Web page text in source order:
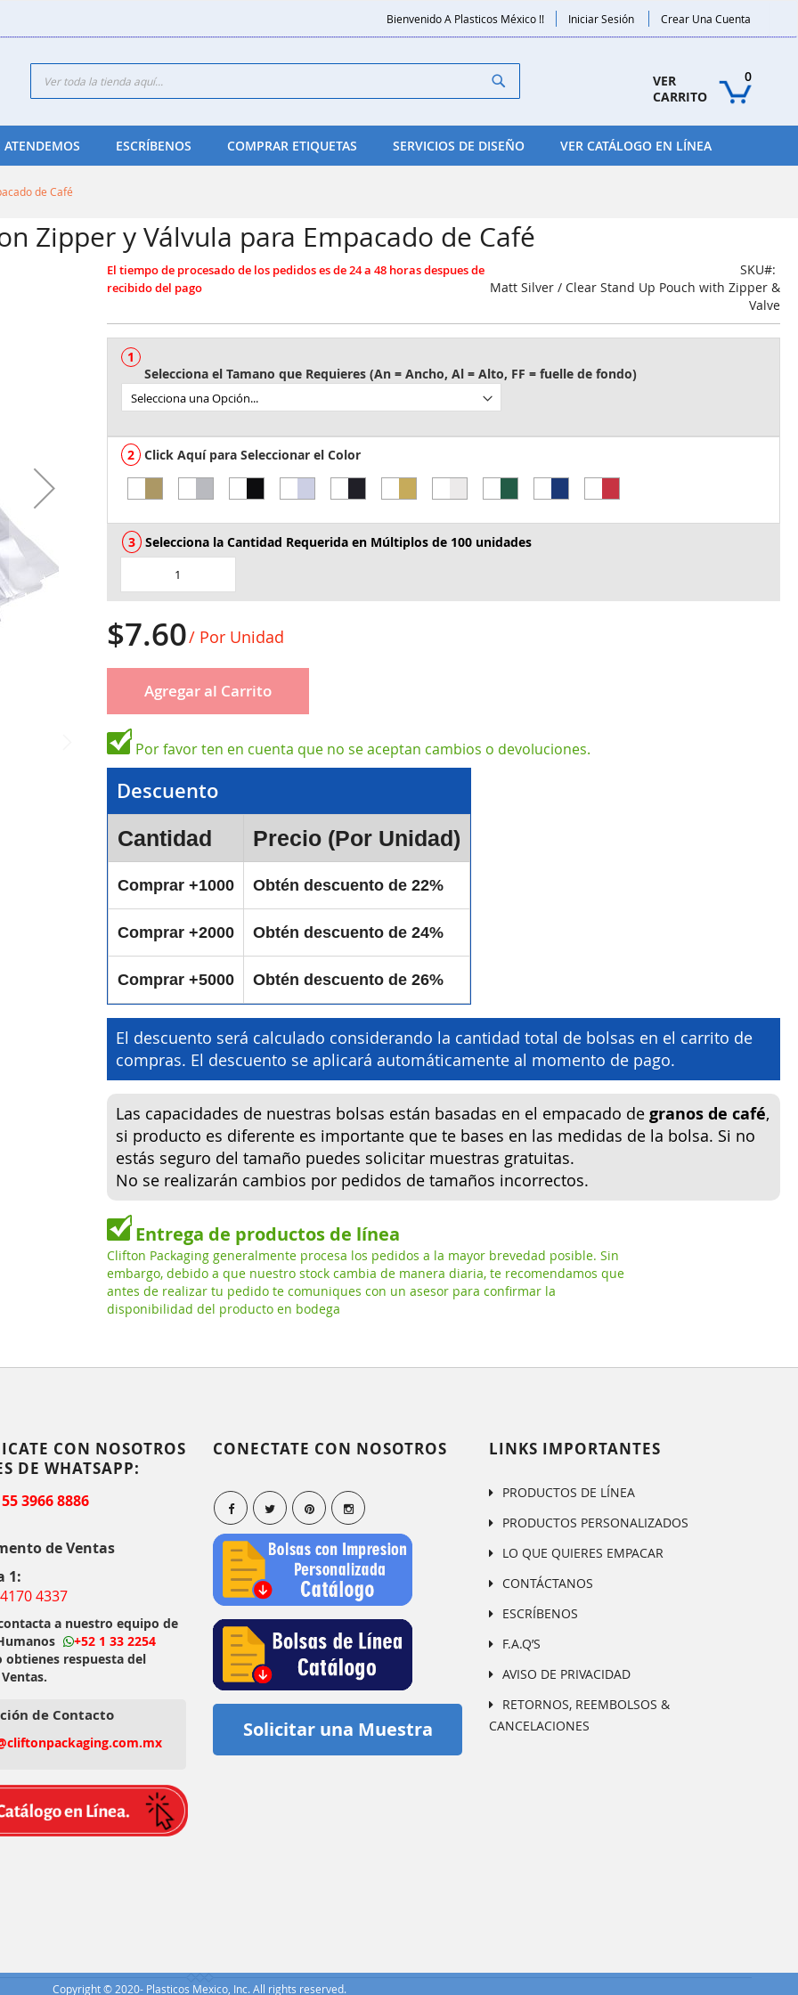
Bienvenido A Plasticos México !! Iniciar Sesión Crear Una Cuenta
VER
CARRITO
0
Search
ESCRÍBENOS COMPRAR ETIQUETAS SERVICIOS DE DISEÑO VER CATÁLOGO EN LÍNEA
de Café
Zipper y Válvula para Empacado de Café
SKU
Matt Silver / Clear Stand Up Pouch with Zipper &
Valve
Click Aquí para Seleccionar el Color
Selecciona la Cantidad Requerida en Múltiplos de 100 unidades
$7.60/ Por Unidad
Agregar al Carrito
Por favor ten en cuenta que no se aceptan cambios o devoluciones.
Descuento
Cantidad Precio (Por Unidad)
Comprar +1000 Obtén descuento de 22%
Comprar +2000 Obtén descuento de 24%
Comprar +5000 Obtén descuento de 26%
El descuento será calculado considerando la cantidad total de bolsas en el carrito de
compras. El descuento se aplicará automáticamente al momento de pago.
Las capacidades de nuestras bolsas están basadas en el empacado de granos de café,
si producto es diferente es importante que te bases en las medidas de la bolsa. Si no
estás seguro del tamaño puedes solicitar muestras gratuitas.
No se realizarán cambios por pedidos de tamaños incorrectos.
Entrega de productos de línea
Clifton Packaging generalmente procesa los pedidos a la mayor brevedad posible. Sin
embargo, debido a que nuestro stock cambia de manera diaria, te recomendamos que
antes de realizar tu pedido te comuniques con un asesor para confirmar la
disponibilidad del producto en bodega
CON NOSOTROS
DE WHATSAPP:
3966 8886
de Ventas
1:
4337
a nuestro equipo de
+52 1 33 2254
obtienes respuesta del
de Contacto
CONECTATE CON NOSOTROS
Solicitar una Muestra
LINKS IMPORTANTES
PRODUCTOS DE LÍNEA
PRODUCTOS PERSONALIZADOS
LO QUE QUIERES EMPACAR
CONTÁCTANOS
ESCRÍBENOS
F.A.Q’S
AVISO DE PRIVACIDAD
RETORNOS, REEMBOLSOS &
CANCELACIONES
Copyright © 2020- Plasticos Mexico, Inc. All rights reserved.